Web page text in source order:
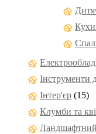
Інструменти
Інтер'єр (15)
Клумби та